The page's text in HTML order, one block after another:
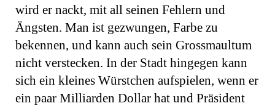
wird er nackt, mit all seinen Fehlern und
Ängsten. Man ist gezwungen, Farbe zu
bekennen, und kann auch sein Grossmaultum
nicht verstecken. In der Stadt hingegen kann
sich ein kleines Würstchen aufspielen, wenn er
ein paar Milliarden Dollar hat und Präsident